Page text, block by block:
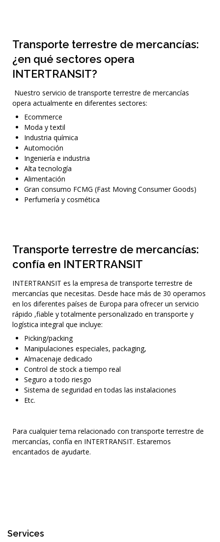
Transporte terrestre de mercancías:
¿en qué sectores opera
INTERTRANSIT?
Nuestro servicio de transporte terrestre de mercancías
opera actualmente en diferentes sectores:
Ecommerce
Moda y textil
Industria química
Automoción
Ingeniería e industria
Alta tecnología
Alimentación
Gran consumo FCMG (Fast Moving Consumer Goods)
Perfumería y cosmética
Transporte terrestre de mercancías:
confía en INTERTRANSIT
INTERTRANSIT es la empresa de transporte terrestre de
mercancías que necesitas. Desde hace más de 30 operamos
en los diferentes países de Europa para ofrecer un servicio
rápido ,fiable y totalmente personalizado en transporte y
logística integral que incluye:
Picking/packing
Manipulaciones especiales, packaging,
Almacenaje dedicado
Control de stock a tiempo real
Seguro a todo riesgo
Sistema de seguridad en todas las instalaciones
Etc.
Para cualquier tema relacionado con transporte terrestre de
mercancías, confía en INTERTRANSIT. Estaremos
encantados de ayudarte.
Services